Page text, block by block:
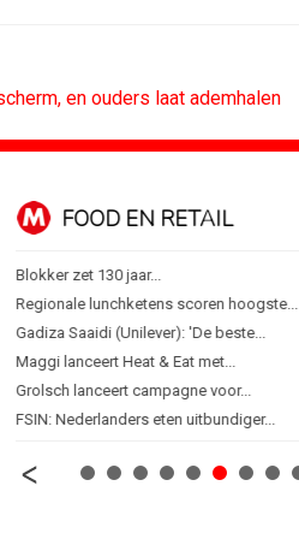
en ouders laat ademhalen
FOOD EN RETAIL
Blokker zet 130 jaar...
Regionale lunchketens scoren hoogste...
Gadiza Saaidi (Unilever): 'De beste...
Maggi lanceert Heat & Eat met...
Grolsch lanceert campagne voor...
FSIN: Nederlanders eten uitbundiger...